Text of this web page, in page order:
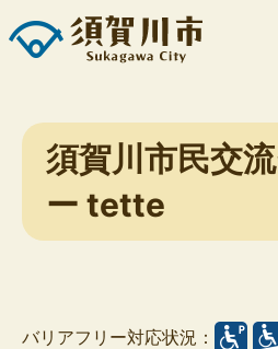
須賀川市民交
ー tette
バリアフリー対応状況：